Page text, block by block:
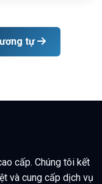
tự
cấp. Chúng tôi kết
và cung cấp dịch vụ